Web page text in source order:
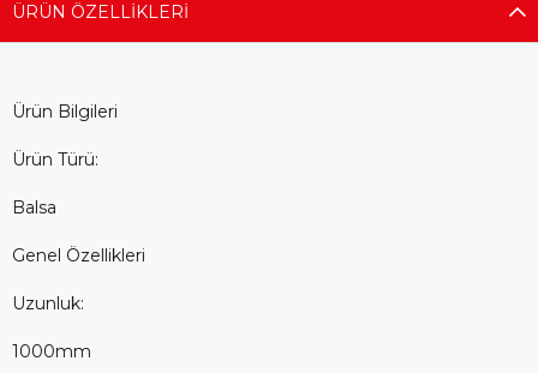
ÜRÜN ÖZELLIKLERI
Ürün Bilgileri
Ürün Türü:
Balsa
Genel Özellikleri
Uzunluk:
1000mm